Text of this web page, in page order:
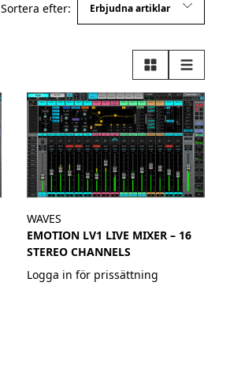
Sortera efter:
RutnätLista
WAVES
EMOTION LV1 LIVE MIXER – 16
STEREO CHANNELS
Logga in för prissättning